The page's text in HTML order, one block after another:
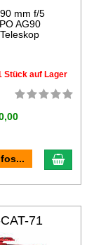
mm f/5
AG90
Stück auf Lager
71